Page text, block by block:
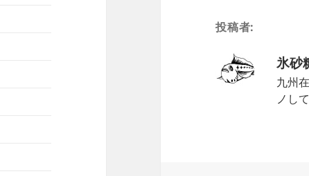
投稿者:
氷砂
九州
ノし